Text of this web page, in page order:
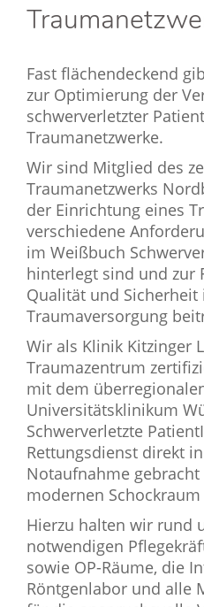
Fast flächendeckend
zur Optimierung der
schwerverletzter
Traumanetzwerke.
Wir sind Mitglied des
Traumanetzwerks
der Einrichtung eines
verschiedene
im Weißbuch
hinterlegt sind und zur
Qualität und Sicherheit
Traumaversorgung
Wir als Klinik Kitzinger
Traumazentrum
mit dem
Universitätsklinikum
Schwerverletzte
Rettungsdienst direkt
Notaufnahme
modernen
Hierzu halten wir rund
notwendigen
sowie OP-Räume, die
Röntgenlabor und alle